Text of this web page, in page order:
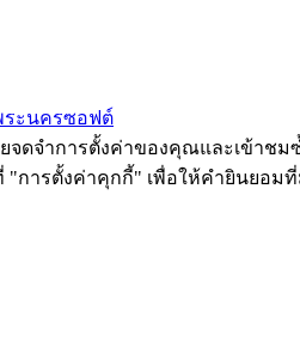
ระนครซอฟต์
จดจำการตั้งค่าของคุณและเข้าชม
การตั้งค่าคุกกี้" เพื่อให้คำยินยอม